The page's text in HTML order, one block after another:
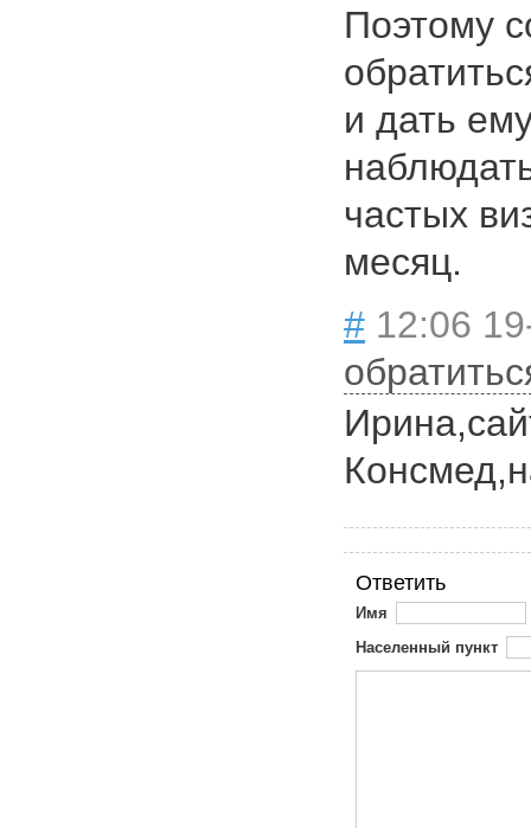
Поэтому
и дать
частых
месяц.
# 12:06
Ответить
Имя
Населенный пункт